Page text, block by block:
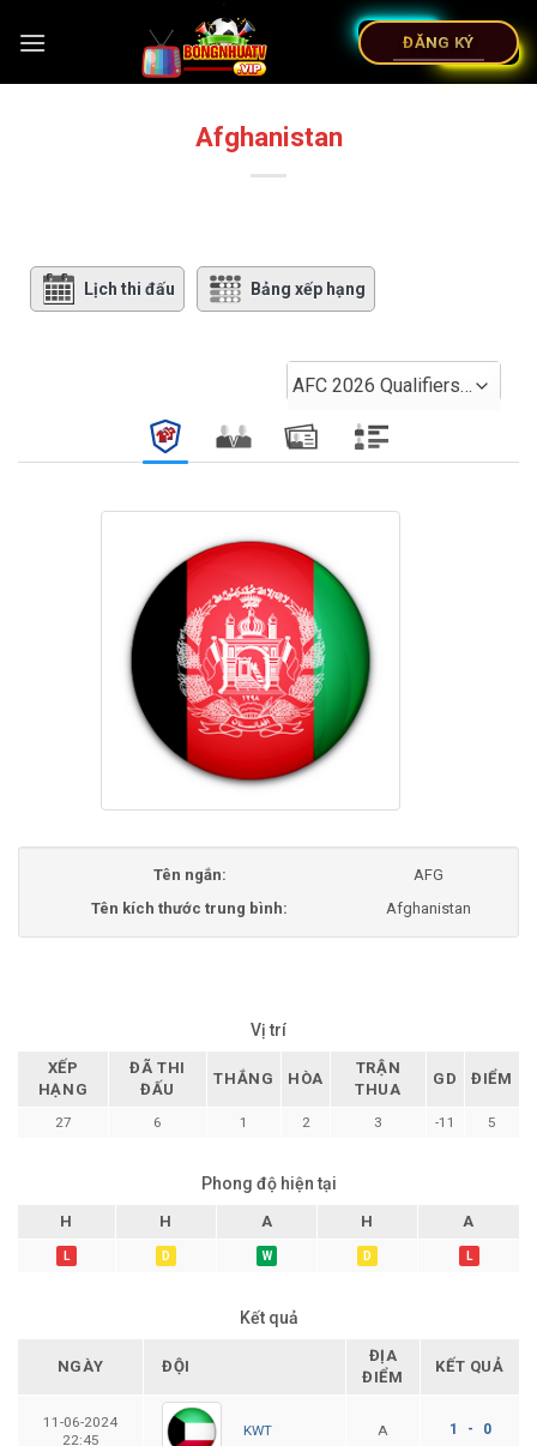
ĐĂNG KÝ
Afghanistan
Lịch thi đấu Bảng xếp hạng
AFC 2026 Qualifiers 1-2
Tên ngắn:
AFG
Tên kích thước trung bình:
Afghanistan
Vị trí
XẾP
HẠNG
ĐÃ THI
ĐẤU
THẮNG HÒA
TRẬN
THUA
GD ĐIỂM
27 6 1 2 3 -11 5
Phong độ hiện tại
H H A H A
L D W D L
Kết quả
NGÀY ĐỘI
ĐỊA
ĐIỂM
KẾT QUẢ
11-06-2024
22:45
KWT A 1 - 0